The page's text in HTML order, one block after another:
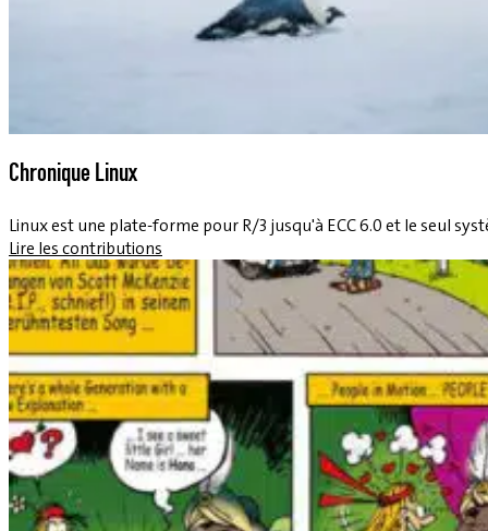
Chronique Linux
Linux est une plate-forme pour R/3 jusqu'à ECC 6.0 et le seul
Lire les contributions